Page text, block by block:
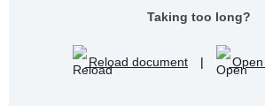
Taking too long?
Reload document | Open